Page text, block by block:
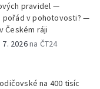
pravidel —
pořád v pohotovosti? —
Českém ráji
7. 2026na ČT24
na 400 tisíc